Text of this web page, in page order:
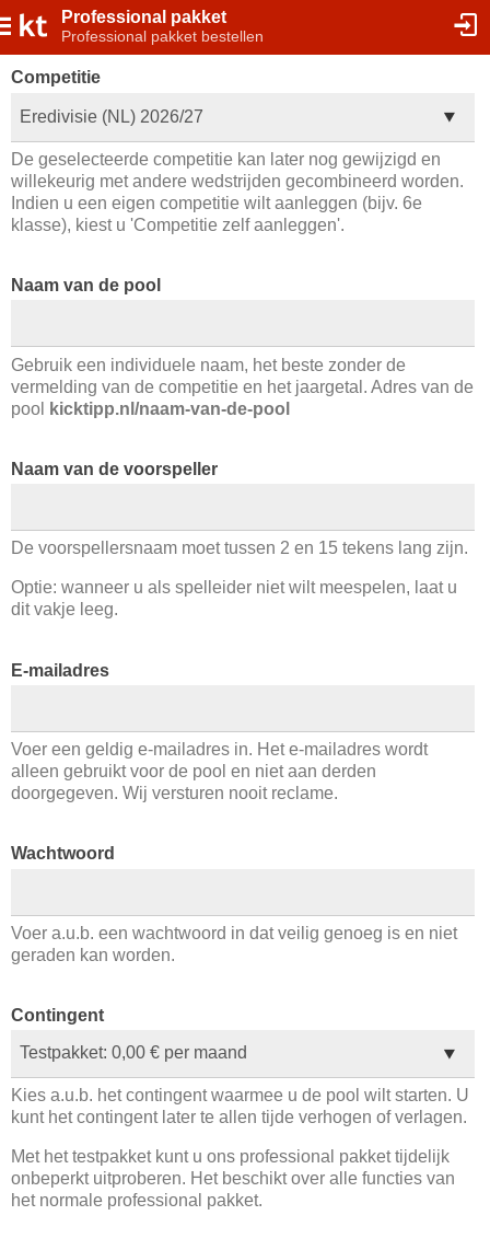
Professional pakket
Professional pakket bestellen
Competitie
Eredivisie (NL) 2026/27
De geselecteerde competitie kan later nog gewijzigd en
willekeurig met andere wedstrijden gecombineerd worden.
Indien u een eigen competitie wilt aanleggen (bijv. 6e
klasse), kiest u 'Competitie zelf aanleggen'.
Naam van de pool
Gebruik een individuele naam, het beste zonder de
vermelding van de competitie en het jaargetal. Adres van de
pool
kicktipp.nl/naam-van-de-pool
Naam van de voorspeller
De voorspellersnaam moet tussen 2 en 15 tekens lang zijn.
Optie: wanneer u als spelleider niet wilt meespelen, laat u
dit vakje leeg.
E-mailadres
Voer een geldig e-mailadres in. Het e-mailadres wordt
alleen gebruikt voor de pool en niet aan derden
doorgegeven. Wij versturen nooit reclame.
Wachtwoord
Voer a.u.b. een wachtwoord in dat veilig genoeg is en niet
geraden kan worden.
Contingent
Kies a.u.b. het contingent waarmee u de pool wilt starten. U
kunt het contingent later te allen tijde verhogen of verlagen.
Met het testpakket kunt u ons professional pakket tijdelijk
onbeperkt uitproberen. Het beschikt over alle functies van
het normale professional pakket.